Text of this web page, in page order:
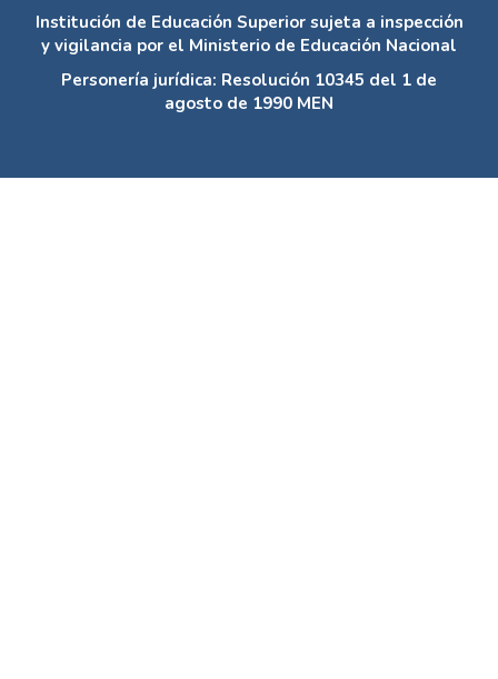
Institución de Educación Superior sujeta a inspección
y vigilancia por el Ministerio de Educación Nacional
Personería jurídica: Resolución 10345 del 1 de
agosto de 1990 MEN